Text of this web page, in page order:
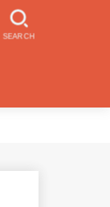
SEARCH